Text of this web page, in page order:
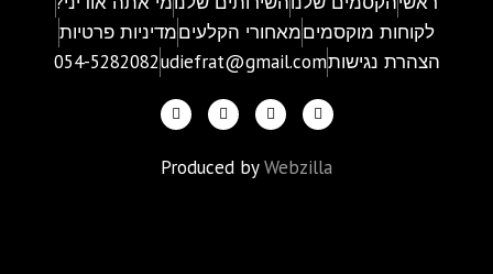
לקוחות מוקסמיםמאחורי הקלעיםמדיניות פרטיות
הצהרת נגישותudiefrat@gmail.com
054-5282082
Produced byWebzilla